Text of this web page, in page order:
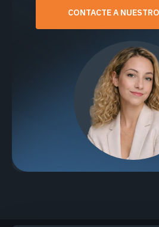
CONTACTE A